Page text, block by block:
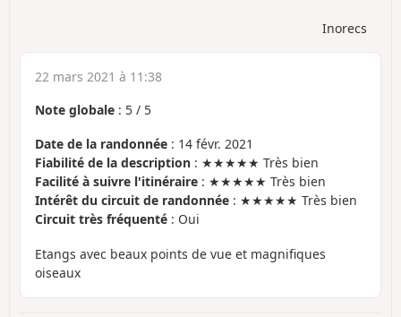
Inorecs
22 mars 2021 à 11:38
Note globale : 5 / 5
Date de la randonnée : 14 févr. 2021
Fiabilité de la description : ★★★★★ Très bien
Facilité à suivre l'itinéraire : ★★★★★ Très bien
Intérêt du circuit de randonnée : ★★★★★ Très bien
Circuit très fréquenté : Oui
Etangs avec beaux points de vue et magnifiques
oiseaux